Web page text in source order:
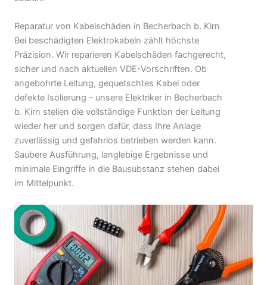
Reparatur von Kabelschäden in Becherbach b. Kirn
Bei beschädigten Elektrokabeln zählt höchste
Präzision. Wir reparieren Kabelschäden fachgerecht,
sicher und nach aktuellen VDE-Vorschriften. Ob
angebohrte Leitung, gequetschtes Kabel oder
defekte Isolierung – unsere Elektriker in Becherbach
b. Kirn stellen die vollständige Funktion der Leitung
wieder her und sorgen dafür, dass Ihre Anlage
zuverlässig und gefahrlos betrieben werden kann.
Saubere Ausführung, langlebige Ergebnisse und
minimale Eingriffe in die Bausubstanz stehen dabei
im Mittelpunkt.